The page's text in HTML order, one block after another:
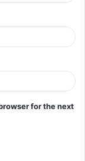
for the next